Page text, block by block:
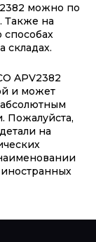
можно по
Также на
складах.
APV2382
и может
абсолютным
Пожалуйста,
на
иностранных